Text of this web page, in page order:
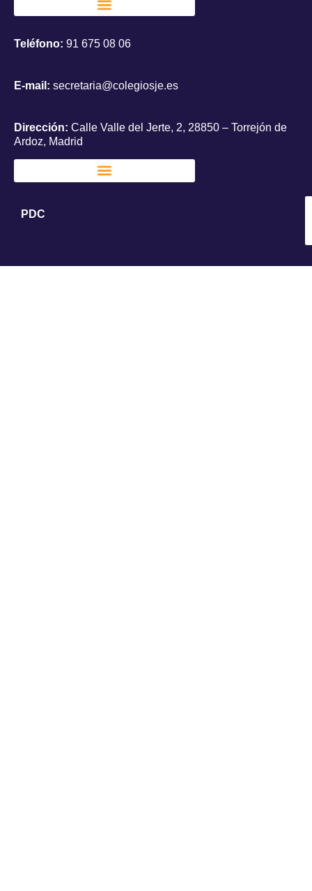
Teléfono: 91 675 08 06
E-mail: secretaria@colegiosje.es
Dirección: Calle Valle del Jerte, 2, 28850 – Torrejón de
Ardoz, Madrid
PDC